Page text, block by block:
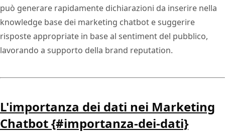
può generare rapidamente dichiarazioni da inserire nella
knowledge base dei marketing chatbot e suggerire
risposte appropriate in base al sentiment del pubblico,
lavorando a supporto della brand reputation.
L'importanza dei dati nei Marketing
Chatbot {#importanza-dei-dati}